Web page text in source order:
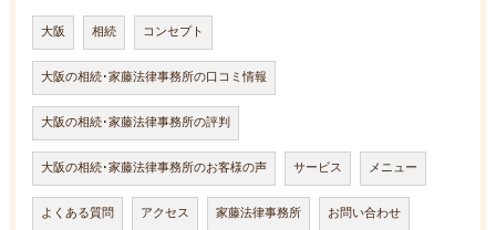
大阪 相続 コンセプト
大阪の相続･家藤法律事務所の口コミ情報
大阪の相続･家藤法律事務所の評判
大阪の相続･家藤法律事務所のお客様の声 サービス メニュー
よくある質問 アクセス 家藤法律事務所 お問い合わせ